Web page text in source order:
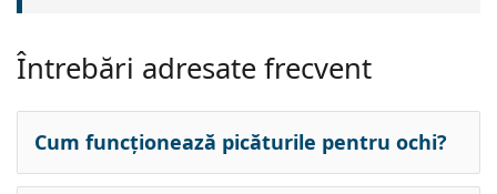
Întrebări adresate frecvent
Cum funcționează picăturile pentru ochi?